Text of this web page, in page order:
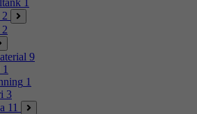
1
2
2
9
1
1
3
11